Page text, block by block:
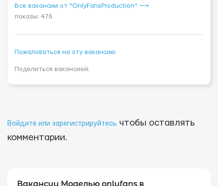
Все вакансии от "OnlyFansProduction" ⟶
показы: 476
Пожаловаться на эту вакансию
Поделиться вакансией:
Войдите или зарегистрируйтесь чтобы оставлять
комментарии.
Вакансии Моделью onlyfans в